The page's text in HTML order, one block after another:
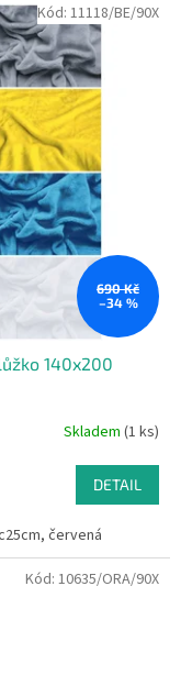
690 Kč
–34 %
140x200
Skladem(1 ks)
DETAIL
červená
Kód: 11118/BE/90X
Kód: 10635/ORA/90X